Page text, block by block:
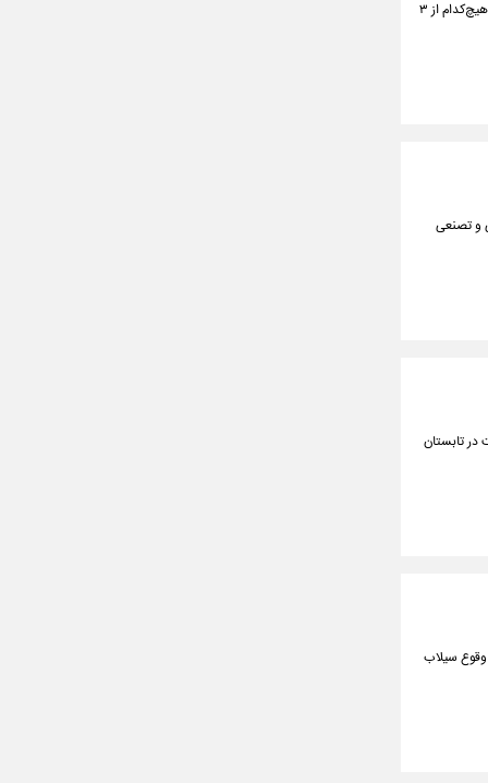
رسیدگی به پرونده قتل مرد جوانی که با گلوله اسلحه وینچستر به قتل رسیده در حالی به دادگاه کیفری رسید که هیچ‌کدام از ۳
و تصنعی
در تابستان
سیلاب